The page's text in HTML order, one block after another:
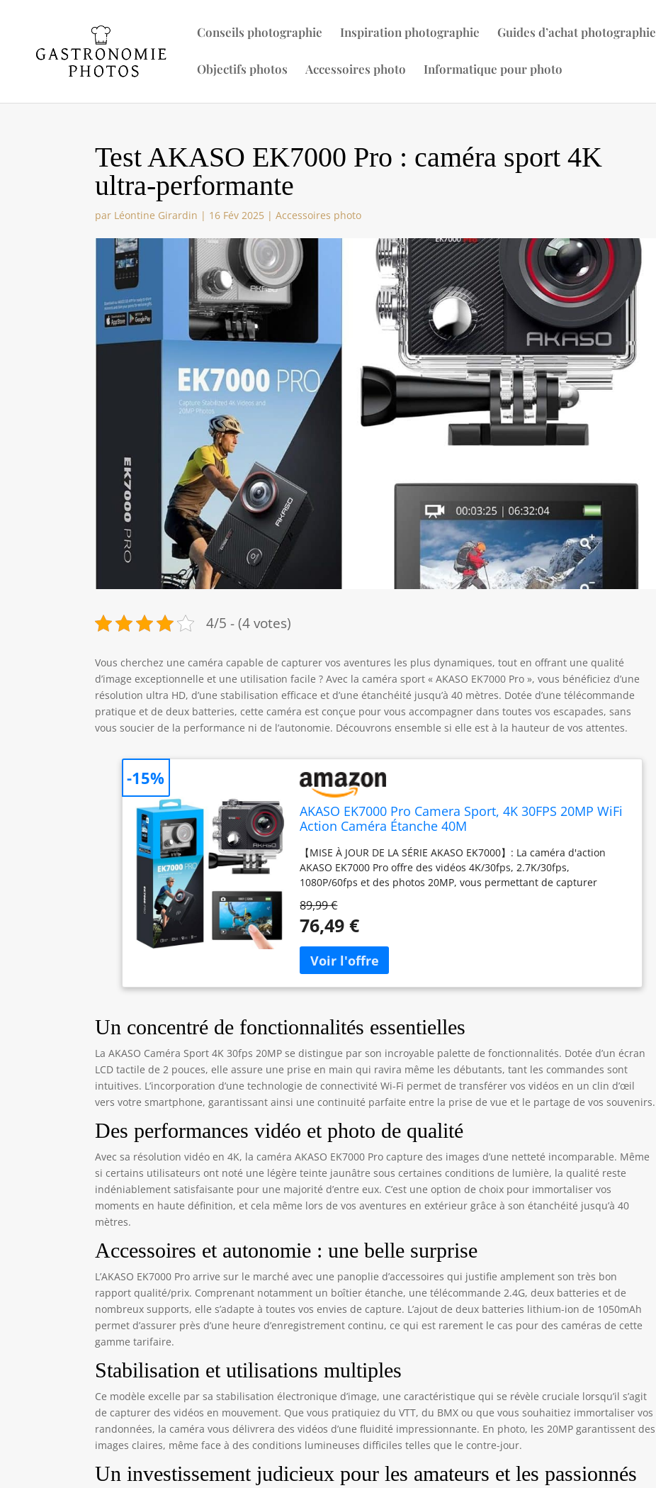
Conseils photographie Inspiration photographie Guides d’achat photographie
Objectifs photos Accessoires photo Informatique pour photo
Test AKASO EK7000 Pro : caméra sport 4K
ultra-performante
par Léontine Girardin | 16 Fév 2025 |Accessoires photo
4/5 - (4 votes)
Vous cherchez une caméra capable de capturer vos aventures les plus dynamiques, tout en offrant une qualité
d’image exceptionnelle et une utilisation facile ? Avec la caméra sport « AKASO EK7000 Pro », vous bénéficiez d’une
résolution ultra HD, d’une stabilisation efficace et d’une étanchéité jusqu’à 40 mètres. Dotée d’une télécommande
pratique et de deux batteries, cette caméra est conçue pour vous accompagner dans toutes vos escapades, sans
vous soucier de la performance ni de l’autonomie. Découvrons ensemble si elle est à la hauteur de vos attentes.
AKASO EK7000 Pro Camera Sport, 4K 30FPS 20MP WiFi
Action Caméra Étanche 40M
【MISE À JOUR DE LA SÉRIE AKASO EK7000】: La caméra d'action
AKASO EK7000 Pro offre des vidéos 4K/30fps, 2.7K/30fps,
1080P/60fps et des photos 20MP, vous permettant de capturer
【CONCEPTION INTUITIVE DE L'UI】: L'écran tactile IPS de 2 pouces
affiche tout de manière claire et lumineuse. Vous pouvez facilement
prévisualiser et lire les séquences. 【STABILISATION ÉLECTRONIQUE
DE L'IMAGE】: La stabilisation électronique de l'image (EIS) intégrée
fournit des vidéos stables et fluides. La caméra de sport AKASO
mouvement rapide. 【CAMÉRA IMPERMÉABLE JUSQU'À 40M】:
Équipée du corps étanche amélioré, la caméra sous-marine AKASO
EK7000 Pro peut être utilisée jusqu'à 40 mètres de profondeur en
plongée pour capturer tous les détails de vos aventures sous-
marines. Idéal pour les sports nautiques tels que la natation, le surf,
la plongée, la plongée en apnée, etc. 【ANGLE DE VUE RÉGLABLE】:
Vous pouvez régler l'angle de vue de la caméra d'action EK7000 Pro
de très large, large, moyen et étroit selon vos besoins. Il est plus
facile de frapper quelqu'un en contre-plongée. Avec un angle élevé,
vous pouvez voir plus.
89,99 €
76,49 €
-15%
Un concentré de fonctionnalités essentielles
La AKASO Caméra Sport 4K 30fps 20MP se distingue par son incroyable palette de fonctionnalités. Dotée d’un écran
LCD tactile de 2 pouces, elle assure une prise en main qui ravira même les débutants, tant les commandes sont
intuitives. L’incorporation d’une technologie de connectivité Wi-Fi permet de transférer vos vidéos en un clin d’œil
vers votre smartphone, garantissant ainsi une continuité parfaite entre la prise de vue et le partage de vos souvenirs.
Des performances vidéo et photo de qualité
Avec sa résolution vidéo en 4K, la caméra AKASO EK7000 Pro capture des images d’une netteté incomparable. Même
si certains utilisateurs ont noté une légère teinte jaunâtre sous certaines conditions de lumière, la qualité reste
indéniablement satisfaisante pour une majorité d’entre eux. C’est une option de choix pour immortaliser vos
moments en haute définition, et cela même lors de vos aventures en extérieur grâce à son étanchéité jusqu’à 40
mètres.
Accessoires et autonomie : une belle surprise
L’AKASO EK7000 Pro arrive sur le marché avec une panoplie d’accessoires qui justifie amplement son très bon
rapport qualité/prix. Comprenant notamment un boîtier étanche, une télécommande 2.4G, deux batteries et de
nombreux supports, elle s’adapte à toutes vos envies de capture. L’ajout de deux batteries lithium-ion de 1050mAh
permet d’assurer près d’une heure d’enregistrement continu, ce qui est rarement le cas pour des caméras de cette
gamme tarifaire.
Stabilisation et utilisations multiples
Ce modèle excelle par sa stabilisation électronique d’image, une caractéristique qui se révèle cruciale lorsqu’il s’agit
de capturer des vidéos en mouvement. Que vous pratiquiez du VTT, du BMX ou que vous souhaitiez immortaliser vos
randonnées, la caméra vous délivrera des vidéos d’une fluidité impressionnante. En photo, les 20MP garantissent des
images claires, même face à des conditions lumineuses difficiles telles que le contre-jour.
Un investissement judicieux pour les amateurs et les passionnés